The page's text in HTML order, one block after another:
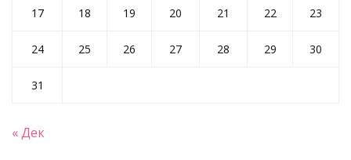
17 18 19 20 21 22 23
24 25 26 27 28 29 30
31
« Дек